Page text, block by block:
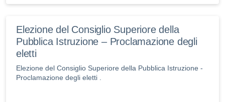
Elezione del Consiglio Superiore della
Pubblica Istruzione – Proclamazione degli
eletti
Elezione del Consiglio Superiore della Pubblica Istruzione -
Proclamazione degli eletti .